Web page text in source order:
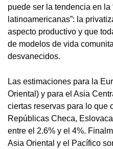
puede ser la tendencia en la
latinoamericanas”: la
aspecto productivo y que
de modelos de vida
desvanecidos.
Las estimaciones para la
Oriental) y para el Asia
ciertas reservas para lo que
Repúblicas Checa,
entre el 2.6% y el 4%.
Asia Oriental y el Pacífico